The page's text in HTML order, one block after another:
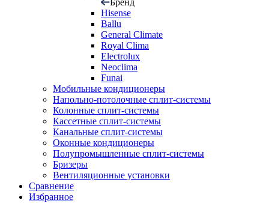
Бренд
Hisense
Ballu
General Climate
Royal Clima
Electrolux
Neoclima
Funai
Мобильные кондиционеры
Напольно-потолоч​ные ​сплит-системы
Колонные ​​сплит-системы
Кассетные сплит-системы
Канальные сплит-системы
Оконные кондиционеры
Полупромышленные сплит-системы
Бризеры
Вентиляционные установки
Сравнение
Избранное